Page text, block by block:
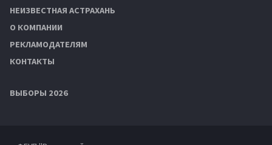
НЕИЗВЕСТНАЯ АСТРАХАНЬ
О КОМПАНИИ
РЕКЛАМОДАТЕЛЯМ
КОНТАКТЫ
ВЫБОРЫ 2026